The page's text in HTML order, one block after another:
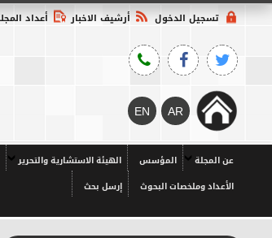
تسجيل الدخول أرشيف الاخبار أعداد
عن المجلة المؤسس الهيئة الاستشارية والتحرير
الأعداد وملخصات البحوث
إرسل بحث